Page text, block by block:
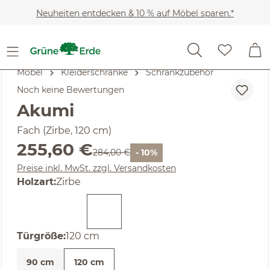
Zum Hauptinhalt springen
Neuheiten entdecken & 10 % auf Möbel sparen.*
Möbel Kleiderschränke
Schrankzubehör
Noch keine Bewertungen
Akumi
Fach (Zirbe, 120 cm)
Verkaufspreis:
255,60 €Regulärer Preis:
284,00 € - 10%
Preise inkl. MwSt. zzgl. Versandkosten
Holzartauswählen
:Zirbe
Türgrößeauswählen
:120 cm
90 cm
120 cm